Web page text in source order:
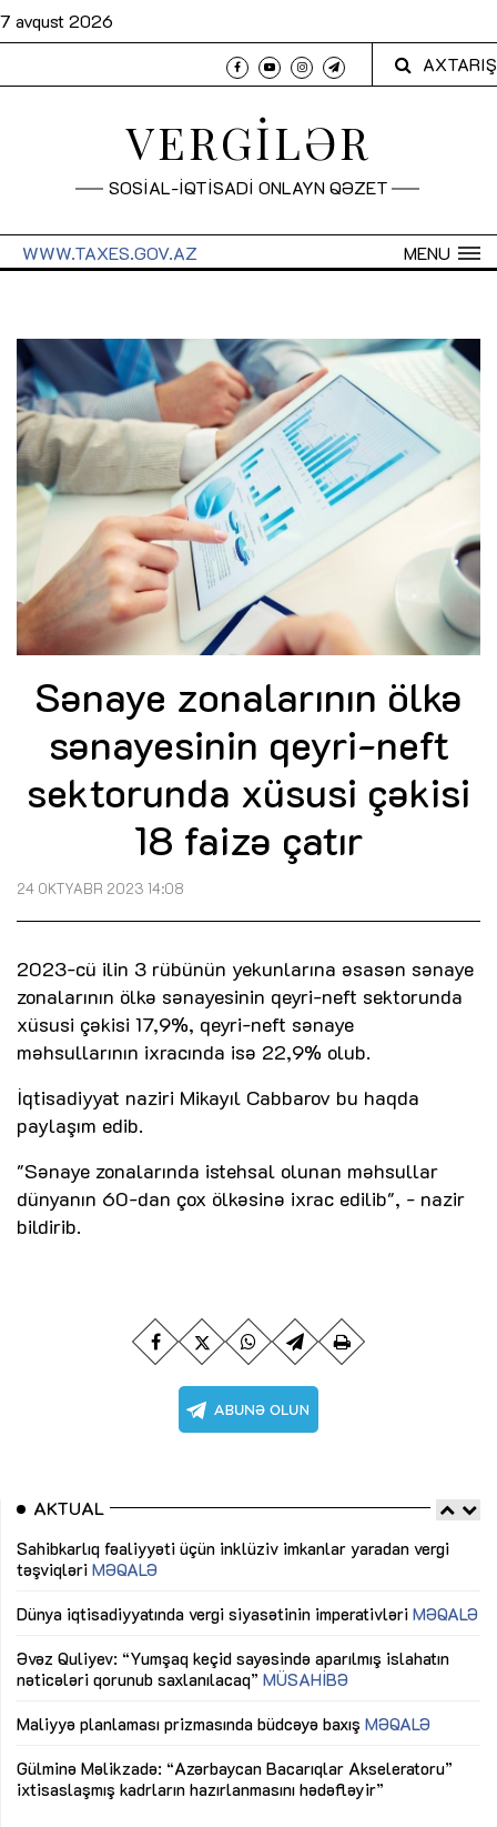
7 avqust 2026
AXTARIŞ
VERGİLƏR
SOSİAL-İQTİSADİ ONLAYN QƏZET
MENU
WWW.TAXES.GOV.AZ
Sənaye zonalarının ölkə
sənayesinin qeyri-neft
sektorunda xüsusi çəkisi
18 faizə çatır
24 OKTYABR 2023 14:08
2023-cü ilin 3 rübünün yekunlarına əsasən sənaye
zonalarının ölkə sənayesinin qeyri-neft sektorunda
xüsusi çəkisi 17,9%, qeyri-neft sənaye
məhsullarının ixracında isə 22,9% olub.
İqtisadiyyat naziri Mikayıl Cabbarov bu haqda
paylaşım edib.
"Sənaye zonalarında istehsal olunan məhsullar
dünyanın 60-dan çox ölkəsinə ixrac edilib", - nazir
bildirib.
AKTUAL
Sahibkarlıq fəaliyyəti üçün inklüziv imkanlar yaradan vergi
təşviqləri MƏQALƏ
Dünya iqtisadiyyatında vergi siyasətinin imperativləri MƏQALƏ
Əvəz Quliyev: “Yumşaq keçid sayəsində aparılmış islahatın
nəticələri qorunub saxlanılacaq” MÜSAHİBƏ
Maliyyə planlaması prizmasında büdcəyə baxış MƏQALƏ
Gülminə Məlikzadə: “Azərbaycan Bacarıqlar Akseleratoru”
ixtisaslaşmış kadrların hazırlanmasını hədəfləyir”